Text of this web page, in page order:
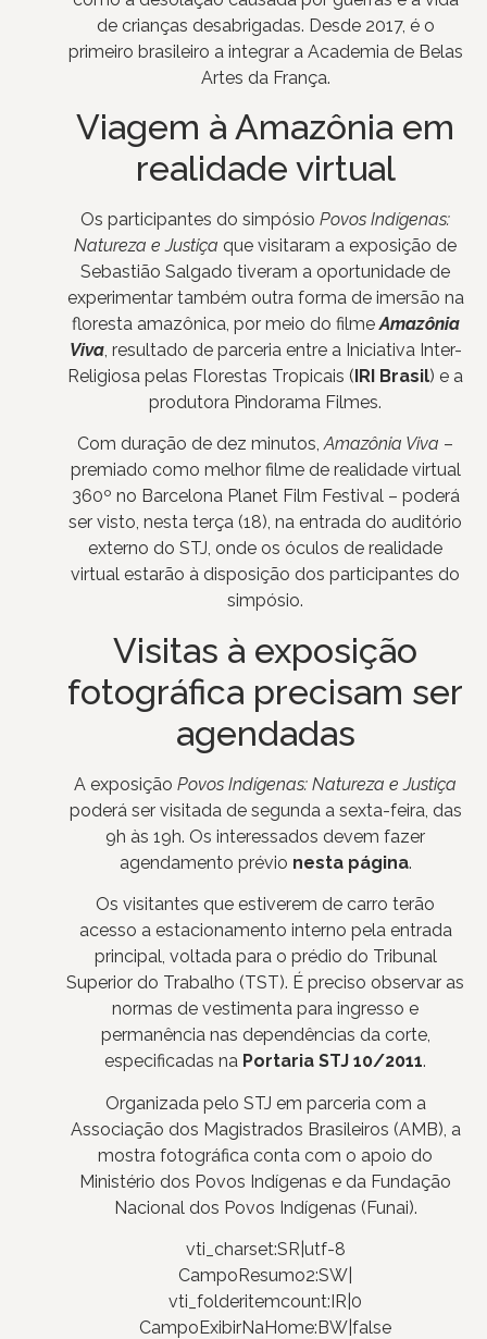
de crianças desabrigadas. Desde 2017, é o
primeiro brasileiro a integrar a Academia de Belas
Artes da França.
Viagem à Amazônia em
realidade virtual
Os participantes do simpósio Povos Indígenas:
Natureza e Justiça que visitaram a exposição de
Sebastião Salgado tiveram a oportunidade de
experimentar também outra forma de imersão na
floresta amazônica, por meio do filmeAmazônia
Viva, resultado de parceria entre a Iniciativa Inter-
Religiosa pelas Florestas Tropicais (IRI Brasil) e a
produtora Pindorama Filmes.
Com duração de dez minutos,Amazônia Viva –
premiado como melhor filme de realidade virtual
360º no Barcelona Planet Film Festival – poderá
ser visto, nesta terça (18), na entrada do auditório
externo do STJ, onde os óculos de realidade
virtual estarão à disposição dos participantes do
simpósio.
Visitas à exposição
fotográfica precisam ser
agendadas
A exposição Povos Indígenas: Natureza e Justiça
poderá ser visitada de segunda a sexta-feira, das
9h às 19h. Os interessados devem fazer
agendamento prévio nesta página.
Os visitantes que estiverem de carro terão
acesso a estacionamento interno pela entrada
principal, voltada para o prédio do Tribunal
Superior do Trabalho (TST). É preciso observar as
normas de vestimenta para ingresso e
permanência nas dependências da corte,
especificadas na Portaria STJ 10/2011.
Organizada pelo STJ em parceria com a
Associação dos Magistrados Brasileiros (AMB), a
mostra fotográfica conta com o apoio do
Ministério dos Povos Indígenas e da Fundação
Nacional dos Povos Indígenas (Funai).
vti_charset:SR|utf-8
CampoResumo2:SW|
vti_folderitemcount:IR|0
CampoExibirNaHome:BW|false